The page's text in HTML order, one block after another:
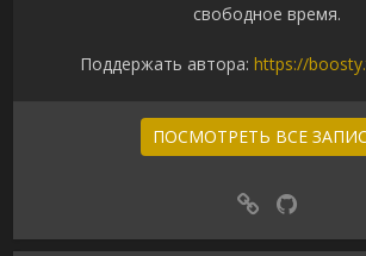
свободное время.
Поддержать автора: https://
ПОСМОТРЕТЬ ВСЕ